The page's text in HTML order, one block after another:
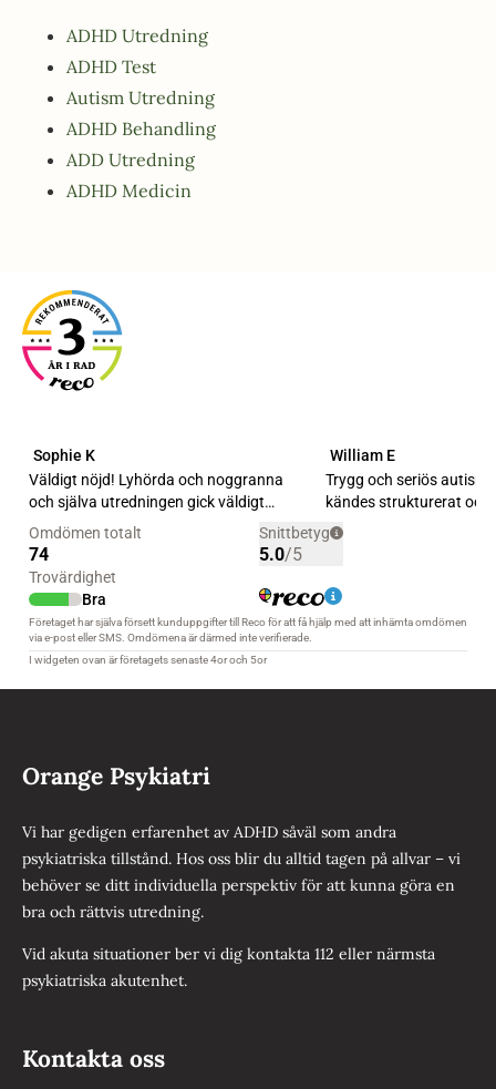
ADHD Utredning
ADHD Test
Autism Utredning
ADHD Behandling
ADD Utredning
ADHD Medicin
Orange Psykiatri
Vi har gedigen erfarenhet av ADHD såväl som andra
psykiatriska tillstånd. Hos oss blir du alltid tagen på allvar – vi
behöver se ditt individuella perspektiv för att kunna göra en
bra och rättvis utredning.
Vid akuta situationer ber vi dig kontakta 112 eller närmsta
psykiatriska akutenhet.
Kontakta oss